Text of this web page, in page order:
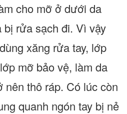
cho mỡ ở dưới da
bị rửa sạch đi. Vì vậy
xăng rửa tay, lớp
mỡ bảo vệ, làm da
thô ráp. Có lúc còn
quanh ngón tay bị nẻ